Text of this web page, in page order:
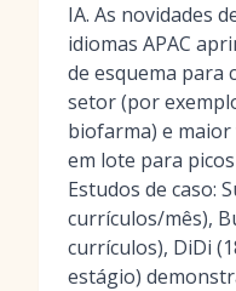
IA. As novidades
idiomas APAC
de esquema para
setor (por
biofarma) e
em lote para
Estudos de caso:
currículos/mês),
currículos), DiDi
estágio)